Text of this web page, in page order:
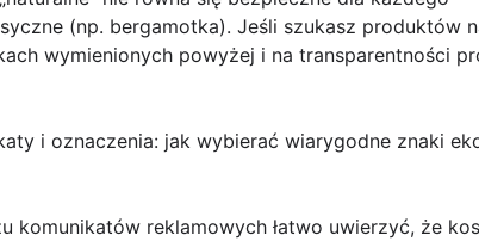
(np. bergamotka). Jeśli szukasz produktów
wymienionych powyżej i na transparentności
i oznaczenia: jak wybierać wiarygodne znaki
komunikatów reklamowych łatwo uwierzyć, że